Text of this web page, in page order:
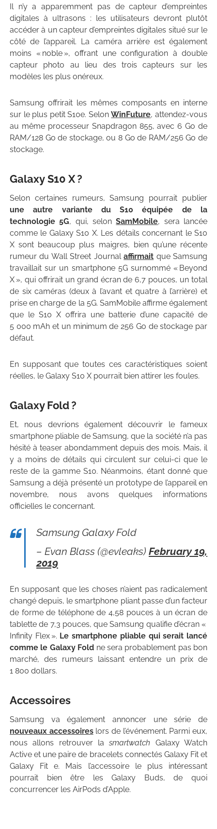
Il n’y a apparemment pas de capteur d’empreintes
digitales à ultrasons : les utilisateurs devront plutôt
accéder à un capteur d’empreintes digitales situé sur le
côté de l’appareil. La caméra arrière est également
moins « noble », offrant une configuration à double
capteur photo au lieu des trois capteurs sur les
modèles les plus onéreux.
Samsung offrirait les mêmes composants en interne
sur le plus petit S10e. SelonWinFuture, attendez-vous
au même processeur Snapdragon 855, avec 6 Go de
RAM/128 Go de stockage, ou 8 Go de RAM/256 Go de
stockage.
Galaxy S10 X ?
Selon certaines rumeurs, Samsung pourrait publier
une autre variante du S10 équipée de la
technologie 5G, qui, selonSamMobile, sera lancée
comme le Galaxy S10 X. Les détails concernant le S10
X sont beaucoup plus maigres, bien qu’une récente
rumeur du Wall Street Journalaffirmait que Samsung
travaillait sur un smartphone 5G surnommé « Beyond
X », qui offrirait un grand écran de 6,7 pouces, un total
de six caméras (deux à l’avant et quatre à l’arrière) et
prise en charge de la 5G. SamMobile affirme également
que le S10 X offrira une batterie d’une capacité de
5 000 mAh et un minimum de 256 Go de stockage par
défaut.
En supposant que toutes ces caractéristiques soient
réelles, le Galaxy S10 X pourrait bien attirer les foules.
Galaxy Fold ?
Et, nous devrions également découvrir le fameux
smartphone pliable de Samsung, que la société n’a pas
hésité à teaser abondamment depuis des mois. Mais, il
y a moins de détails qui circulent sur celui-ci que le
reste de la gamme S10. Néanmoins, étant donné que
Samsung a déjà présenté un prototype de l’appareil en
novembre, nous avons quelques informations
officielles le concernant.
Samsung Galaxy Fold
– Evan Blass (@evleaks) February 19,
2019
En supposant que les choses n’aient pas radicalement
changé depuis, le smartphone pliant passe d’un facteur
de forme de téléphone de 4,58 pouces à un écran de
tablette de 7,3 pouces, que Samsung qualifie d’écran «
Infinity Flex ». Le smartphone pliable qui serait lancé
comme le Galaxy Fold ne sera probablement pas bon
marché, des rumeurs laissant entendre un prix de
1 800 dollars.
Accessoires
Samsung va également annoncer une série de
nouveaux accessoireslors de l’événement. Parmi eux,
nous allons retrouver lasmartwatch Galaxy Watch
Active et une paire de bracelets connectés Galaxy Fit et
Galaxy Fit e. Mais l’accessoire le plus intéressant
pourrait bien être les Galaxy Buds, de quoi
concurrencer les AirPods d’Apple.